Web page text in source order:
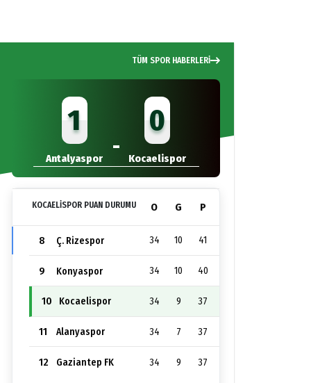
TÜM SPOR HABERLERİ
1
Antalyaspor -
0
Kocaelispor
KOCAELİSPOR PUAN DURUMU O G P
8 Ç. Rizespor 34 10 41
9 Konyaspor 34 10 40
10 Kocaelispor 34 9 37
11 Alanyaspor 34 7 37
12 Gaziantep FK 34 9 37